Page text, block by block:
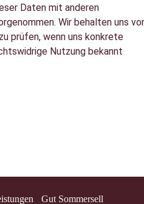
Daten mit anderen
Wir behalten uns
prüfen, wenn uns konkrete
Nutzung bekannt
Gut Sommersell